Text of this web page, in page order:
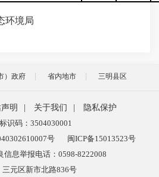
境局
）政府 省内地市 三明县区
明 关于我们
隐私保护
识码：3504030001
号
闽ICP备15013523号
信息举报电话：0598-8222008
三元区新市北路836号